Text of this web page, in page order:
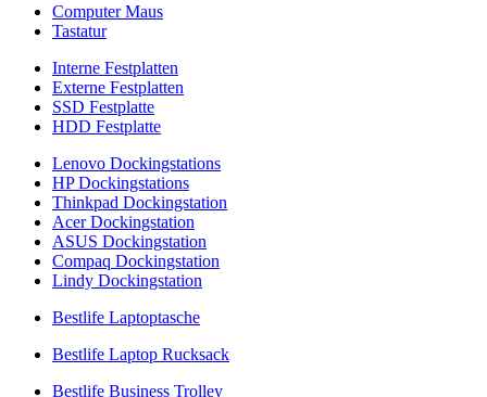
Computer Maus
Tastatur
Interne Festplatten
Externe Festplatten
SSD Festplatte
HDD Festplatte
Lenovo Dockingstations
HP Dockingstations
Thinkpad Dockingstation
Acer Dockingstation
ASUS Dockingstation
Compaq Dockingstation
Lindy Dockingstation
Bestlife Laptoptasche
Bestlife Laptop Rucksack
Bestlife Business Trolley